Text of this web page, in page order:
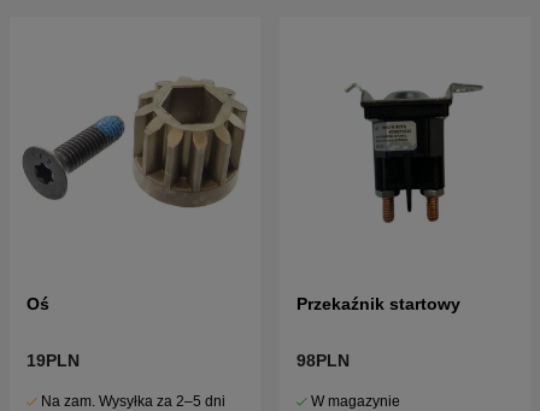
Oś
19PLN
Na zam. Wysyłka za 2–5 dni
Przekaźnik startowy
98PLN
W magazynie